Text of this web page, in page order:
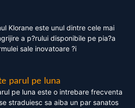
Klorane este unul dintre cele mai
a p?rului disponibile pe pia?a
sale inovatoare ?i
parul pe luna
pe luna este o intrebare frecventa
straduiesc sa aiba un par sanatos